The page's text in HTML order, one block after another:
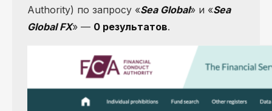
Authority) по запросу «Sea Global» и «Sea
Global FX» — 0 результатов.